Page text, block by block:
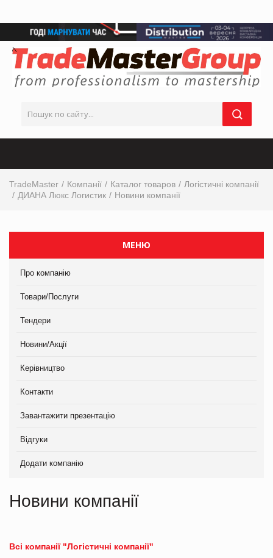
TradeMaster Компанії Каталог товаров
Логістичні компанії
ДИАНА Люкс Логистик
Новини компанії
МЕНЮ
Про компанію
Товари/Послуги
Тендери
Новини/Акції
Керівництво
Контакти
Завантажити презентацію
Відгуки
Додати компанію
Новини компанії
Всі компанії "Логістичні компанії"